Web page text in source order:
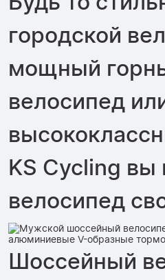
городской
мощный
велосипед
KS Cycling вы
велосипед
Шоссейный